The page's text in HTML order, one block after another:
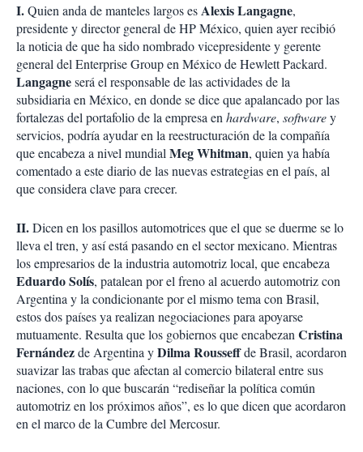
o
m
p
a
r
t
i
r
I.Quien anda de manteles largos esAlexis Langagne,
presidente y director general de HP México, quien ayer recibió
la noticia de que ha sido nombrado vicepresidente y gerente
general del Enterprise Group en México de Hewlett Packard.
Langagneserá el responsable de las actividades de la
subsidiaria en México, en donde se dice que apalancado por las
fortalezas del portafolio de la empresa en hardware, softwarey
servicios, podría ayudar en la reestructuración de la compañía
que encabeza a nivel mundial Meg Whitman, quien ya había
comentado a este diario de las nuevas estrategias en el país, al
que considera clave para crecer.
II.Dicen en los pasillos automotrices que el que se duerme se lo
lleva el tren, y así está pasando en el sector mexicano. Mientras
los empresarios de la industria automotriz local, que encabeza
Eduardo Solís, patalean por el freno al acuerdo automotriz con
Argentina y la condicionante por el mismo tema con Brasil,
estos dos países ya realizan negociaciones para apoyarse
mutuamente. Resulta que los gobiernos que encabezan Cristina
Fernándezde Argentina yDilma Rousseffde Brasil, acordaron
suavizar las trabas que afectan al comercio bilateral entre sus
naciones, con lo que buscarán “rediseñar la política común
automotriz en los próximos años”, es lo que dicen que acordaron
en el marco de la Cumbre del Mercosur.